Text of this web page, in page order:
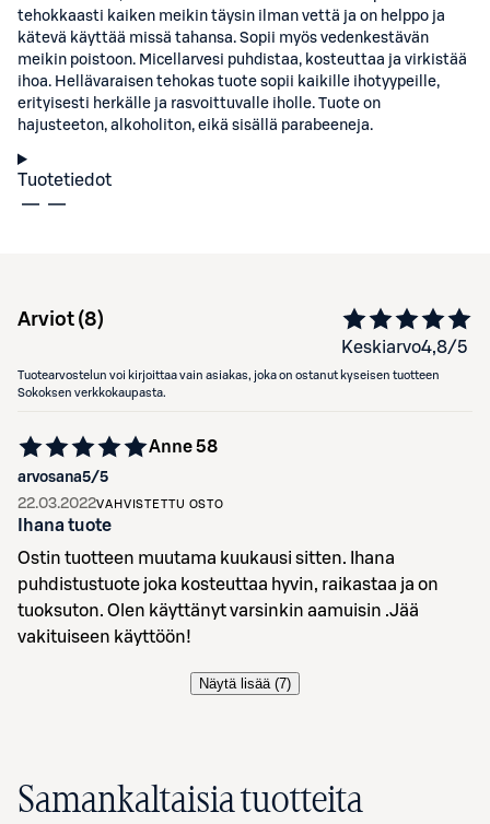
tehokkaasti kaiken meikin täysin ilman vettä ja on helppo ja
kätevä käyttää missä tahansa. Sopii myös vedenkestävän
meikin poistoon. Micellarvesi puhdistaa, kosteuttaa ja virkistää
ihoa. Hellävaraisen tehokas tuote sopii kaikille ihotyypeille,
erityisesti herkälle ja rasvoittuvalle iholle. Tuote on
hajusteeton, alkoholiton, eikä sisällä parabeeneja.
Tuotetiedot
Arviot (8)
Keskiarvo4,8/5
Tuotearvostelun voi kirjoittaa vain asiakas, joka on ostanut kyseisen tuotteen
Sokoksen verkkokaupasta.
arvosana5/5
Anne 58
22.03.2022VAHVISTETTU OSTO
Ihana tuote
Ostin tuotteen muutama kuukausi sitten. Ihana
puhdistustuote joka kosteuttaa hyvin, raikastaa ja on
tuoksuton. Olen käyttänyt varsinkin aamuisin .Jää
vakituiseen käyttöön!
Näytä lisää (7)
Samankaltaisia tuotteita